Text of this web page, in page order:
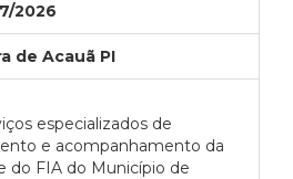
2026
de Acauã PI
especializados de
e acompanhamento da
do FIA do Município de